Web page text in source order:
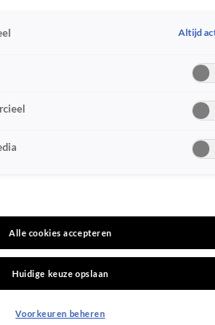
met Denise?
Altijd
Alle cookies accepteren
Huidige keuze opslaan
Voorkeuren beheren